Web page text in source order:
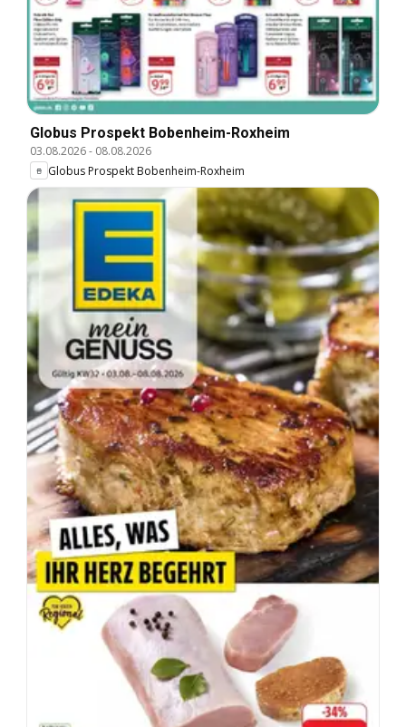
Globus Prospekt Bobenheim-Roxheim
03.08.2026- 08.08.2026
Globus Prospekt Bobenheim-Roxheim